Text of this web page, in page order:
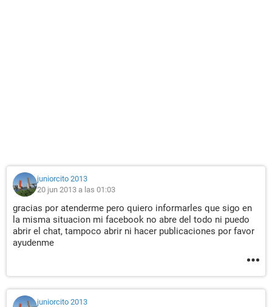
juniorcito 2013
20 jun 2013 a las 01:03
gracias por atenderme pero quiero informarles que sigo en
la misma situacion mi facebook no abre del todo ni puedo
abrir el chat, tampoco abrir ni hacer publicaciones por favor
ayudenme
juniorcito 2013